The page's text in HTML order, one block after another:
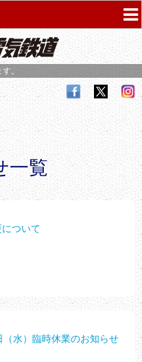
。
一覧
ついて
（水）臨時休業のお知らせ